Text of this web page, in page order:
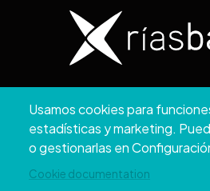
Usamos cookies para
estadísticas y marketing.
o gestionarlas en
Cookie documentation
Reservados todos
Aviso
Accesibilidad Protección